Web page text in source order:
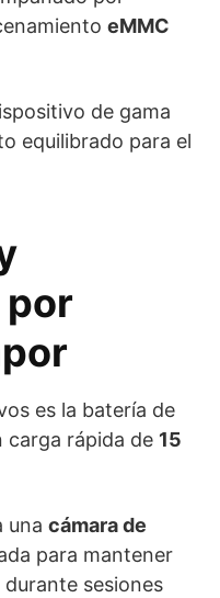
eMMC
de gama
equilibrado para el
es la batería de
carga rápida de 15
una cámara de
para mantener
sesiones